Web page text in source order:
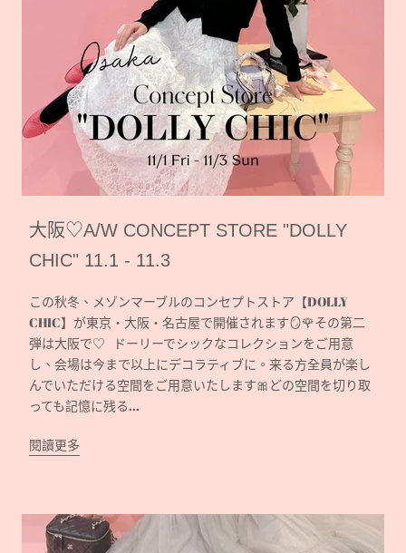
大阪♡A/W CONCEPT STORE "DOLLY
CHIC" 11.1 - 11.3
この秋冬、メゾンマーブルのコンセプトストア【DOLLY
CHIC】が東京・大阪・名古屋で開催されます🪞🌹その第二
弾は大阪で♡ ドーリーでシックなコレクションをご用意
し、会場は今まで以上にデコラティブに。来る方全員が楽し
んでいただける空間をご用意いたします🎀どの空間を切り取
っても記憶に残る...
閱讀更多